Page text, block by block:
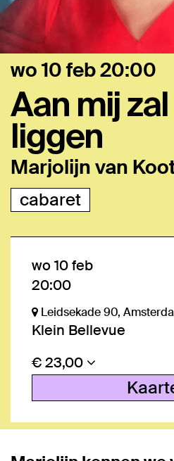
Aan mij
liggen
Marjolijn van
wo 10 feb20:00
cabaret
wo 10 feb
20:00
Leidsekade 90,
Klein Bellevue
€ 23,00